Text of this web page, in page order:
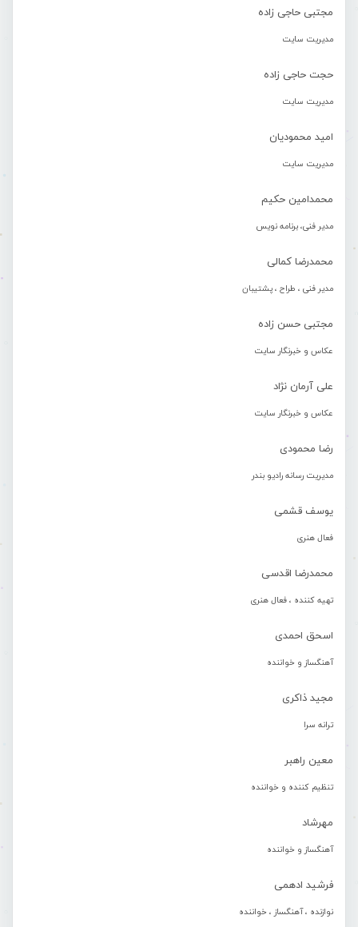
مجتبی حاجی زاده
مدیریت سایت
حجت حاجی زاده
مدیریت سایت
امید محمودیان
مدیریت سایت
محمدامین حکیم
مدیر فنی، برنامه نویس
محمدرضا کمالی
مدیر فنی ، طراح ، پشتیبان
مجتبی حسن زاده
عکاس و خبرنگار سایت
علی آرمان نژاد
عکاس و خبرنگار سایت
رضا محمودی
مدیریت رسانه رادیو بندر
یوسف قشمی
فعال هنری
محمدرضا اقدسی
تهیه کننده ، فعال هنری
اسحق احمدی
آهنگساز و خواننده
مجید ذاکری
ترانه سرا
معین راهبر
تنظیم کننده و خواننده
مهرشاد
آهنگساز و خواننده
فرشید ادهمی
نوازنده ، آهنگساز ، خواننده